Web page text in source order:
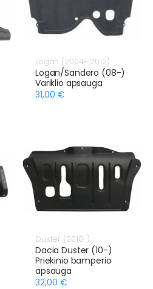
Logan (2004- 2012)
Logan/Sandero (08-)
Variklio apsauga
31,00 €
Duster (2010-)
Dacia Duster (10-)
Priekinio bamperio
apsauga
32,00 €